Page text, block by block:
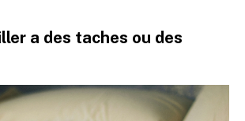
a des taches ou des